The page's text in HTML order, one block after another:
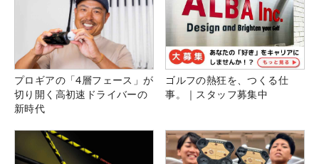
プロギアの「4層フェース」が
切り開く高初速ドライバーの
新時代
ゴルフの熱狂を、つくる仕
事。｜スタッフ募集中